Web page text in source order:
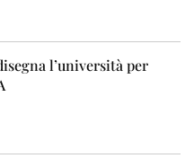
l’università per